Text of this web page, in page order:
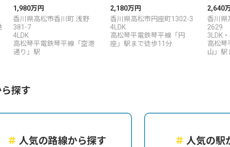
1,980万円
香川県高松市香川町 浅野
381-7
4LDK
高松琴平電鉄琴平線「空港
通り」駅
2,180万円
香川県高松市円座町1302-3
4LDK
高松琴平電鉄琴平線「円
座」駅まで徒歩11分
2,640
香川県
2629
3LDK
高松琴
山」駅
探す
＃ 人気の路線から探す ＃ 人気の駅